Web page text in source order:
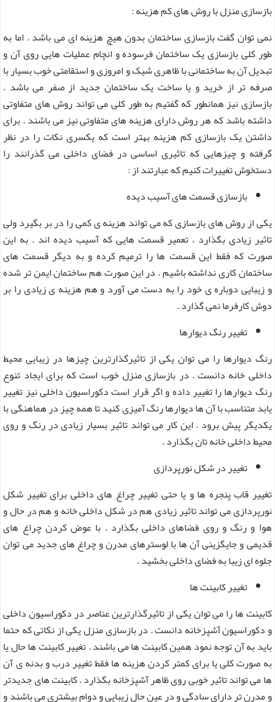
بازسازی منزل با روش های کم هزینه :
نمی توان گفت بازسازی ساختمان بدون هیچ هزینه ای می باشد . اما به
طور کلی بازسازی یک ساختمان فرسوده و انچام عملیات هایی روی آن و
تبدیل آن به ساختمانی با ظاهری شیک و امروزی و استقامتی خوب بسیار با
صرفه تر از خرید و یا ساخت یک ساختمان جدید از صفر می باشد .
بازسازی نیز همانطور که گفتیم به طور کلی می تواند روش های متفاوتی
داشته باشد که هر روش دارای هزینه های متفاوتی نیز می باشند . برای
داشتن یک بازسازی کم هزینه بهتر است که یکسری نکات را در نظر
گرفته و چیزهایی که تاثیری اساسی در فضای داخلی می گذرانند را
دستخوش تغییرات کنیم که عبارتند از :
بازسازی قسمت های آسیب دیده
یکی از روش های بازسازی که می تواند هزینه ی کمی را در بر بگیرد ولی
تاثیر زیادی بگذارد ، تعمیر قسمت هایی که آسیب دیده اند . به این
صورت که فقط این قسمت ها را ترمیم کرده و به دیگر قسمت های
ساختمان کاری نداشته باشیم . در این صورت هم ساختمان ایمن تر شده
و زیبایی دوباره ی خود را به دست می آورد و هم هزینه ی زیادی را بر
دوش کارفرما نمی گذارد .
تغییر رنگ دیوارها
رنگ دیوارها را می توان یکی از تاثیرگذارترین چیزها در زیبایی محیط
داخلی خانه دانست . در بازسازی منزل خوب است که برای ایجاد تنوع
رنگ دیوارها را تغییر داده و اگر قرار است دکوراسیون داخلی نیز تغییر
یابد متناسب با آن ها دیوارها رنگ آمیزی کنید تا همه چیز در هماهنگی با
یکدیگر پیش برود . این کار می تواند تاثیر بسیار زیادی در رنگ و روی
محیط داخلی خانه تان بگذارد .
تغییر در شکل نورپردازی
تغییر قاب پنجره ها و یا حتی تغییر چراغ های داخلی برای تغییر شکل
نورپردازی می تواند تاثیر زیادی هم در شکل داخلی خانه و هم در حال و
هوا و رنگ و روی فضاهای داخلی بگذارد . با عوض کردن چراغ های
قدیمی و جایگزینی آن ها با لوسترهای مدرن و چراغ های جدید می توان
جلوه ای زیبا به فضای داخلی بخشید .
تغییر کابینت ها
کابینت ها را می توان یکی از تاثیرگذارترین عناصر در دکوراسیون داخلی
و دکوراسیون آشپزخانه دانست . در بازسازی منزل یکی از نکاتی که حتما
باید به آن توجه نمود همین کابینت ها می باشند . تغییر کابینت ها حال یا
به صورت کلی یا برای کمتر کردن هزینه ها فقط تغییر درب و بدنه ی آن
ها می تواند تاثیر خوبی روی ظاهر آشپزخانه بگذارد . کابینت های جدیدتر
و مدرن تر دارای سادگی و در عین حال زیبایی و دوام بیشتری می باشند و